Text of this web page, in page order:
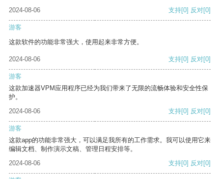
2024-08-06 支持[0] 反对[0]
游客
这款软件的功能非常强大，使用起来非常方便。
2024-08-06 支持[0] 反对[0]
游客
这款加速器VPM应用程序已经为我们带来了无限的流畅体验和安全性保
护。
2024-08-06
支持[0] 反对[0]
游客
这款app的功能非常强大，可以满足我所有的工作需求。我可以使用它来
编辑文档、制作演示文稿、管理日程安排等。
2024-08-06
支持[0] 反对[0]